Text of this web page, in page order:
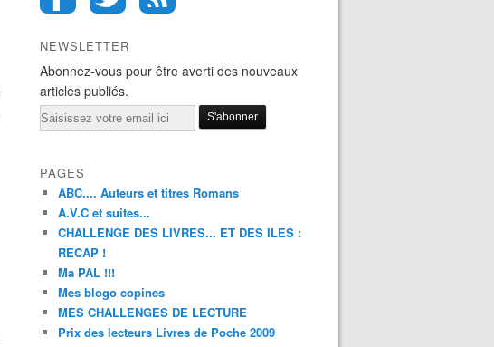
NEWSLETTER
Abonnez-vous pour être averti des nouveaux
articles publiés.
Email
PAGES
ABC.... Auteurs et titres Romans
A.V.C et suites...
CHALLENGE DES LIVRES... ET DES ILES :
RECAP !
Ma PAL !!!
Mes blogo copines
MES CHALLENGES DE LECTURE
Prix des lecteurs Livres de Poche 2009